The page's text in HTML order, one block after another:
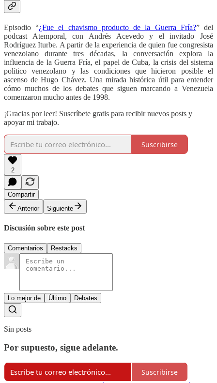
Episodio “¿Fue el chavismo producto de la Guerra Fría?” del
podcast Atemporal, con Andrés Acevedo y el invitado José
Rodríguez Iturbe. A partir de la experiencia de quien fue congresista
venezolano durante tres décadas, la conversación explora la
influencia de la Guerra Fría, el papel de Cuba, la crisis del sistema
político venezolano y las condiciones que hicieron posible el
ascenso de Hugo Chávez. Una mirada histórica útil para entender
cómo muchos de los debates que siguen marcando a Venezuela
comenzaron mucho antes de 1998.
¡Gracias por leer! Suscríbete gratis para recibir nuevos posts y
apoyar mi trabajo.
Suscribirse
2
Compartir
Anterior
Siguiente
Discusión sobre este post
Comentarios Restacks
Lo mejor de Último Debates
Sin posts
Por supuesto, sigue adelante.
Suscribirse